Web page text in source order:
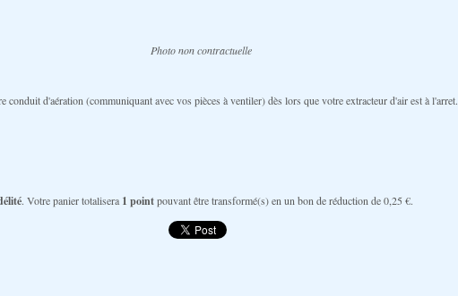
Photo non contractuelle
d'aération (communiquant avec vos pièces à ventiler) dès lors que votre extracteur d'air est à l'arret.
. Votre panier totalisera 1 pointpouvant être transformé(s) en un bon de réduction de0,25 €.